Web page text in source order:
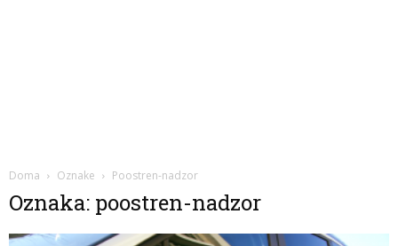
Doma Oznake Poostren-nadzor
Oznaka: poostren-nadzor